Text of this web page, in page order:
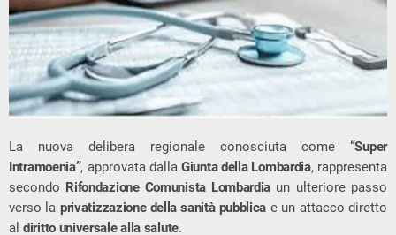
La nuova delibera regionale conosciuta come “Super
Intramoenia”, approvata dalla Giunta della Lombardia, rappresenta
secondo Rifondazione Comunista Lombardia un ulteriore passo
verso la privatizzazione della sanità pubblica e un attacco diretto
al diritto universale alla salute.